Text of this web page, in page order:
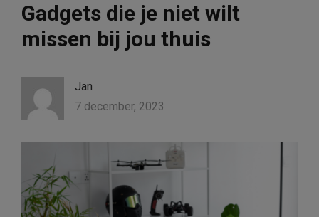
Gadgets die je niet wilt
missen bij jou thuis
Jan
7 december, 2023